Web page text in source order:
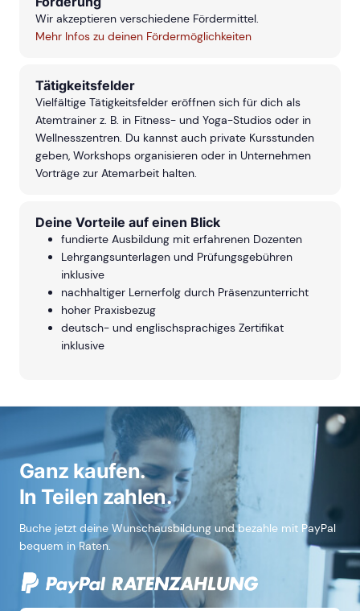
Wir akzeptieren verschiedene Fördermittel.
Mehr Infos zu deinen Fördermöglichkeiten
Tätigkeitsfelder
Vielfältige Tätigkeitsfelder eröffnen sich für dich als
Atemtrainer z. B. in Fitness- und Yoga-Studios oder in
Wellnesszentren. Du kannst auch private Kursstunden
geben, Workshops organisieren oder in Unternehmen
Vorträge zur Atemarbeit halten.
Deine Vorteile auf einen Blick
fundierte Ausbildung mit erfahrenen Dozenten
Lehrgangsunterlagen und Prüfungsgebühren
inklusive
nachhaltiger Lernerfolg durch Präsenzunterricht
hoher Praxisbezug
deutsch- und englischsprachiges Zertifikat
inklusive
Ganz kaufen.
In Teilen zahlen.
Buche jetzt deine Wunschausbildung und bezahle mit PayPal
bequem in Raten.